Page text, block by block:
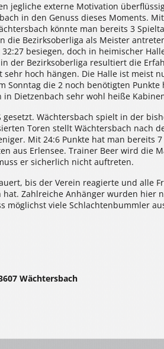
jegliche externe Motivation
in den Genuss dieses Moments.
könnte man bereits 3
die Bezirksoberliga als Meister
besiegen, doch in heimischer
der Bezirksoberliga resultiert die
hoch hängen. Die Halle ist meist
Sonntag die 2 noch benötigten Punkte
Dietzenbach sehr wohl heiße
Wächtersbach spielt in der
Toren stellt Wächtersbach nach
Mit 24:6 Punkte hat man bereits 7
aus Erlensee. Trainer Beer wird die
er sicherlich nicht auftreten.
bis der Verein reagierte und alle
hat. Zahlreiche Anhänger wurden hier
viele Schlachtenbummler
Wächtersbach